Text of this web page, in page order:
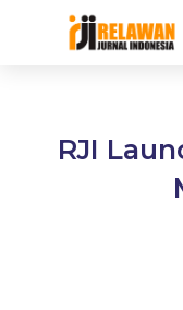
RJI